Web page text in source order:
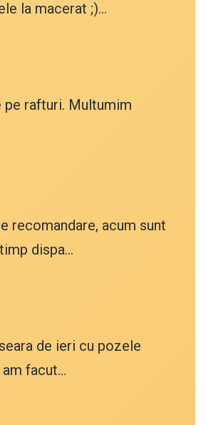
la macerat ;)...
pe rafturi. Multumim
recomandare, acum sunt
dispa...
de ieri cu pozele
facut...